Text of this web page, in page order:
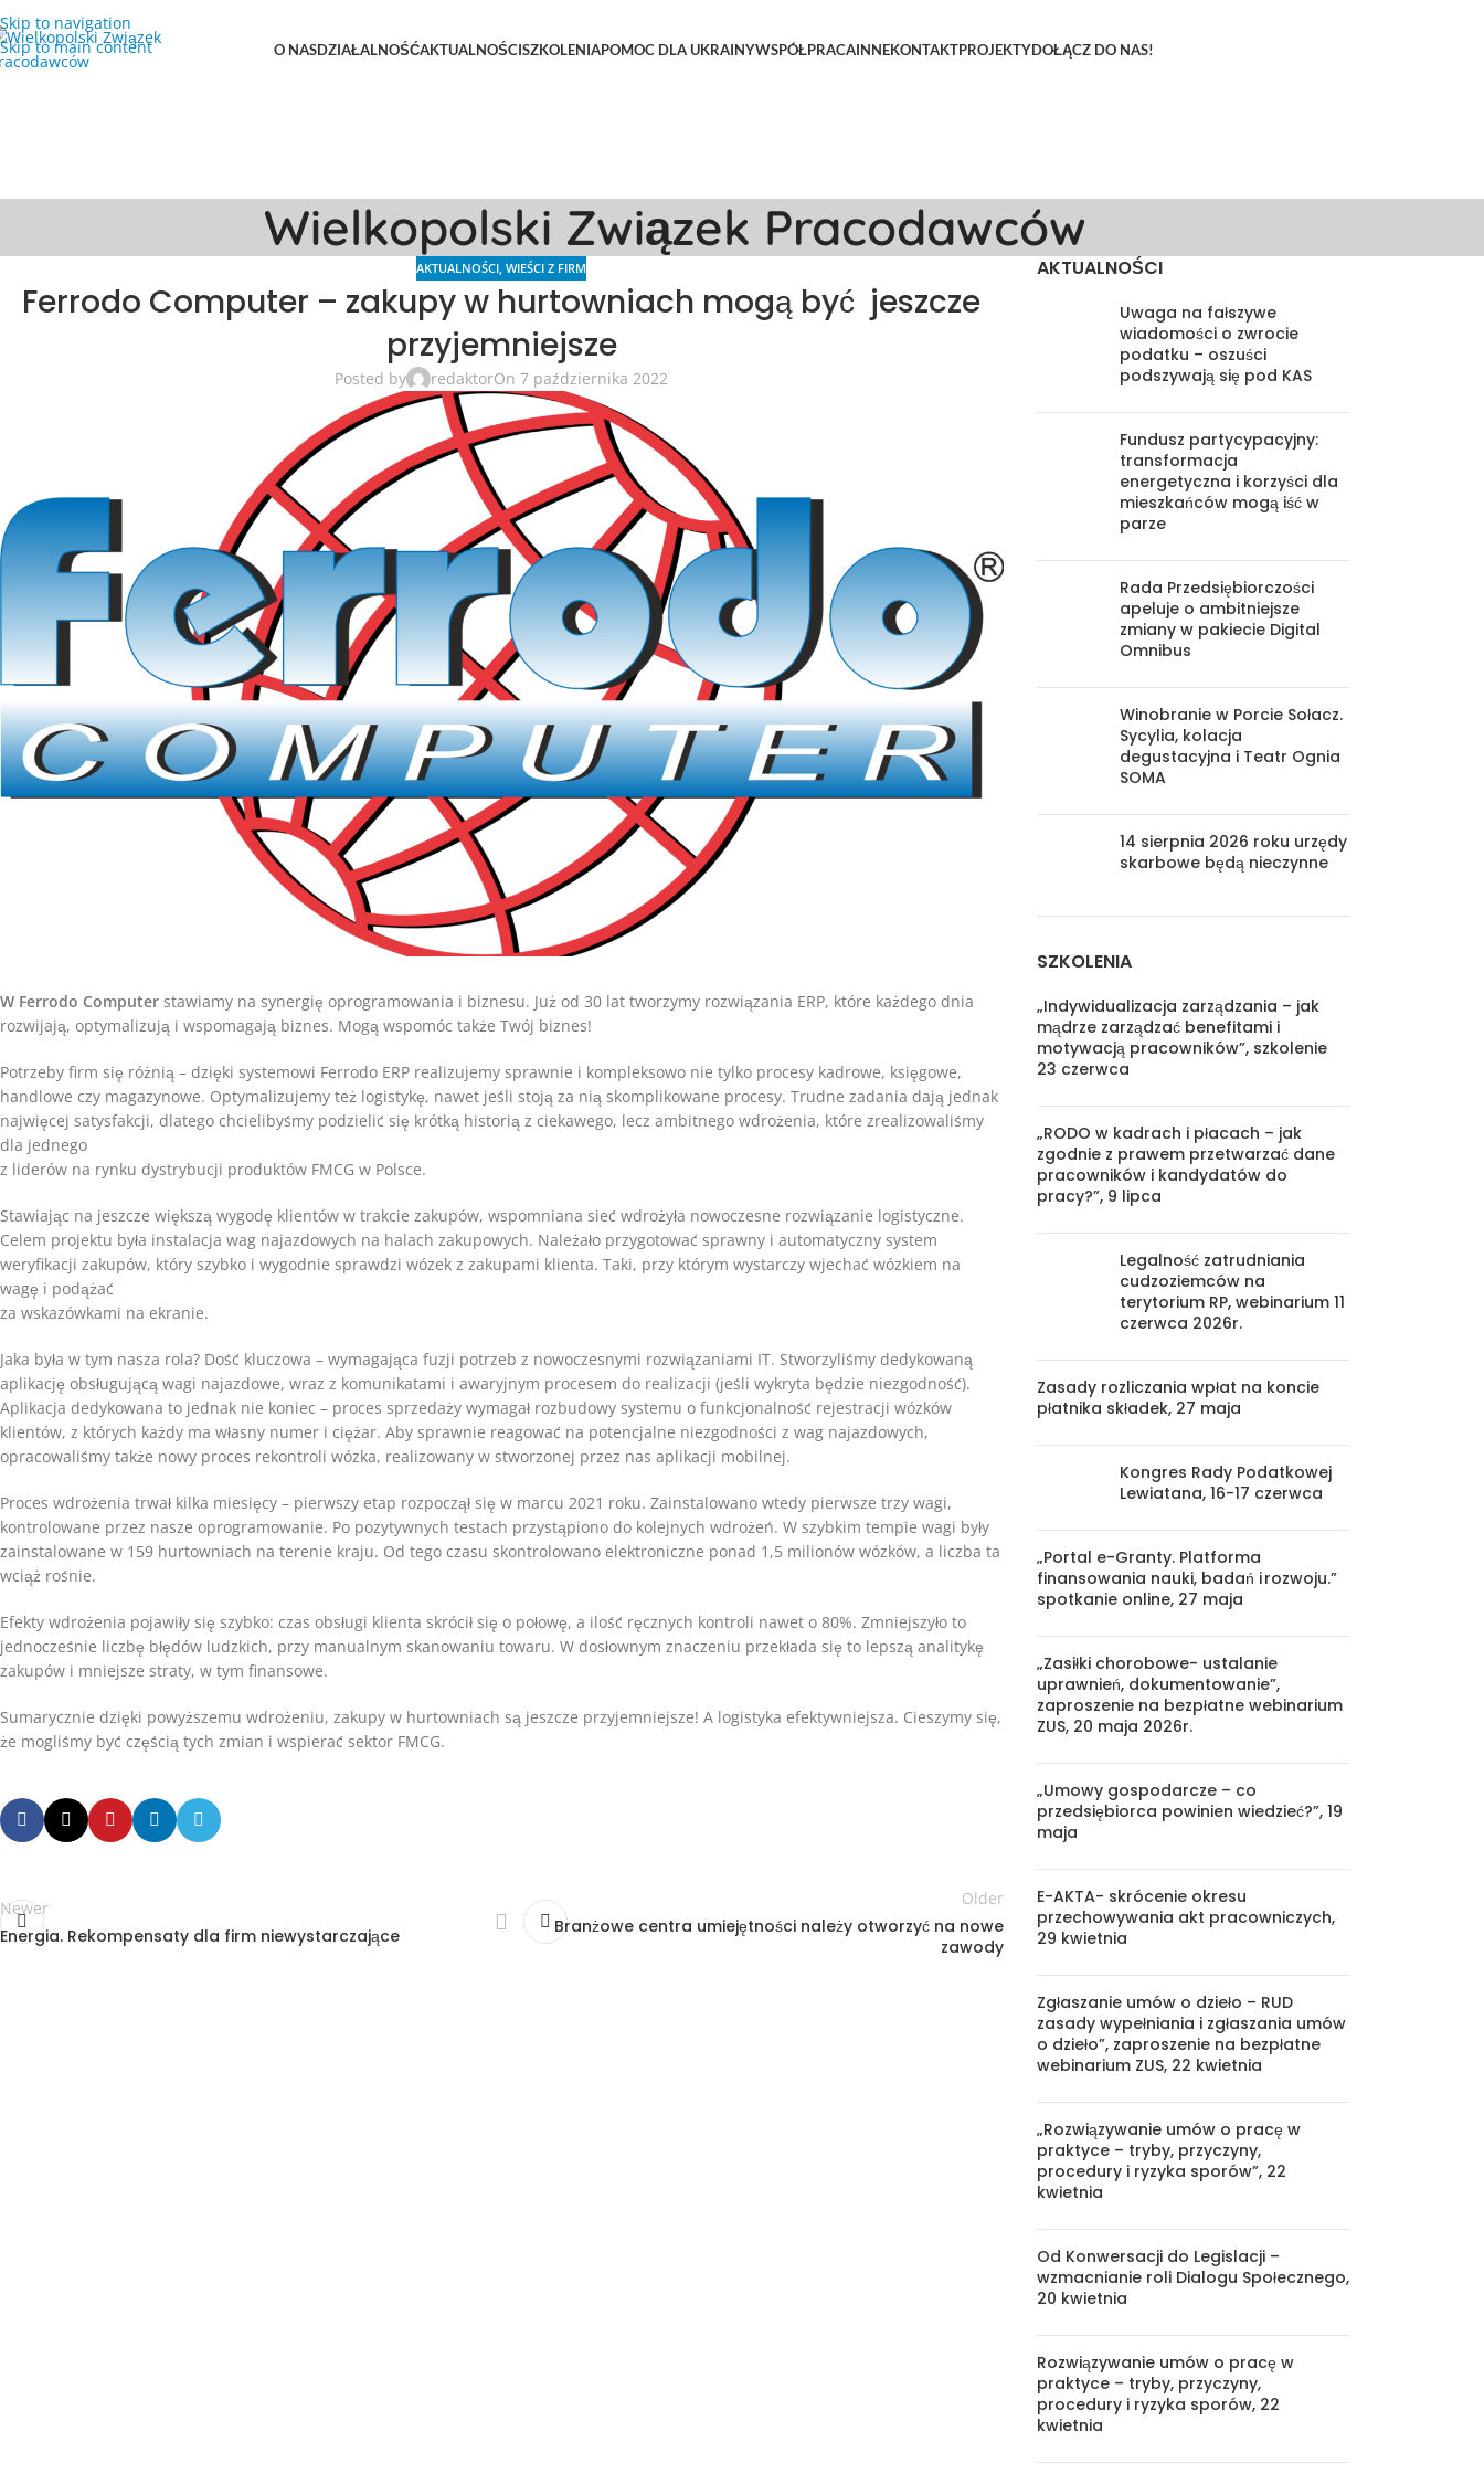
Skip to navigation
Skip to main content
O NASDZIAŁALNOŚĆAKTUALNOŚCISZKOLENIAPOMOC DLA UKRAINYWSPÓŁPRACAINNEKONTAKTPROJEKTYDOŁĄCZ DO NAS!
Wielkopolski Związek Pracodawców
AKTUALNOŚCI,WIEŚCI Z FIRM
Ferrodo Computer – zakupy w hurtowniach mogą być jeszcze
przyjemniejsze
Posted by redaktorOn 7 października 2022
W Ferrodo Computer stawiamy na synergię oprogramowania i biznesu. Już od 30 lat tworzymy rozwiązania ERP, które każdego dnia
rozwijają, optymalizują i wspomagają biznes. Mogą wspomóc także Twój biznes!
Potrzeby firm się różnią – dzięki systemowi Ferrodo ERP realizujemy sprawnie i kompleksowo nie tylko procesy kadrowe, księgowe,
handlowe czy magazynowe. Optymalizujemy też logistykę, nawet jeśli stoją za nią skomplikowane procesy. Trudne zadania dają jednak
najwięcej satysfakcji, dlatego chcielibyśmy podzielić się krótką historią z ciekawego, lecz ambitnego wdrożenia, które zrealizowaliśmy
dla jednego
z liderów na rynku dystrybucji produktów FMCG w Polsce.
Stawiając na jeszcze większą wygodę klientów w trakcie zakupów, wspomniana sieć wdrożyła nowoczesne rozwiązanie logistyczne.
Celem projektu była instalacja wag najazdowych na halach zakupowych. Należało przygotować sprawny i automatyczny system
weryfikacji zakupów, który szybko i wygodnie sprawdzi wózek z zakupami klienta. Taki, przy którym wystarczy wjechać wózkiem na
wagę i podążać
za wskazówkami na ekranie.
Jaka była w tym nasza rola? Dość kluczowa – wymagająca fuzji potrzeb z nowoczesnymi rozwiązaniami IT. Stworzyliśmy dedykowaną
aplikację obsługującą wagi najazdowe, wraz z komunikatami i awaryjnym procesem do realizacji (jeśli wykryta będzie niezgodność).
Aplikacja dedykowana to jednak nie koniec – proces sprzedaży wymagał rozbudowy systemu o funkcjonalność rejestracji wózków
klientów, z których każdy ma własny numer i ciężar. Aby sprawnie reagować na potencjalne niezgodności z wag najazdowych,
opracowaliśmy także nowy proces rekontroli wózka, realizowany w stworzonej przez nas aplikacji mobilnej.
Proces wdrożenia trwał kilka miesięcy – pierwszy etap rozpoczął się w marcu 2021 roku. Zainstalowano wtedy pierwsze trzy wagi,
kontrolowane przez nasze oprogramowanie. Po pozytywnych testach przystąpiono do kolejnych wdrożeń. W szybkim tempie wagi były
zainstalowane w 159 hurtowniach na terenie kraju. Od tego czasu skontrolowano elektroniczne ponad 1,5 milionów wózków, a liczba ta
wciąż rośnie.
Efekty wdrożenia pojawiły się szybko: czas obsługi klienta skrócił się o połowę, a ilość ręcznych kontroli nawet o 80%. Zmniejszyło to
jednocześnie liczbę błędów ludzkich, przy manualnym skanowaniu towaru. W dosłownym znaczeniu przekłada się to lepszą analitykę
zakupów i mniejsze straty, w tym finansowe.
Sumarycznie dzięki powyższemu wdrożeniu, zakupy w hurtowniach są jeszcze przyjemniejsze! A logistyka efektywniejsza. Cieszymy się,
że mogliśmy być częścią tych zmian i wspierać sektor FMCG.
Newer
Energia. Rekompensaty dla firm niewystarczające
Older
Branżowe centra umiejętności należy otworzyć na nowe
zawody
AKTUALNOŚCI
Uwaga na fałszywe
wiadomości o zwrocie
podatku – oszuści
podszywają się pod KAS
Fundusz partycypacyjny:
transformacja
energetyczna i korzyści dla
mieszkańców mogą iść w
parze
Rada Przedsiębiorczości
apeluje o ambitniejsze
zmiany w pakiecie Digital
Omnibus
Winobranie w Porcie Sołacz.
Sycylia, kolacja
degustacyjna i Teatr Ognia
SOMA
14 sierpnia 2026 roku urzędy
skarbowe będą nieczynne
SZKOLENIA
„Indywidualizacja zarządzania – jak
mądrze zarządzać benefitami i
motywacją pracowników”, szkolenie
23 czerwca
„RODO w kadrach i płacach – jak
zgodnie z prawem przetwarzać dane
pracowników i kandydatów do
pracy?”, 9 lipca
Legalność zatrudniania
cudzoziemców na
terytorium RP, webinarium 11
czerwca 2026r.
Zasady rozliczania wpłat na koncie
płatnika składek, 27 maja
Kongres Rady Podatkowej
Lewiatana, 16-17 czerwca
„Portal e-Granty. Platforma
finansowania nauki, badań i rozwoju.”
spotkanie online, 27 maja
„Zasiłki chorobowe- ustalanie
uprawnień, dokumentowanie”,
zaproszenie na bezpłatne webinarium
ZUS, 20 maja 2026r.
„Umowy gospodarcze – co
przedsiębiorca powinien wiedzieć?”, 19
maja
E-AKTA- skrócenie okresu
przechowywania akt pracowniczych,
29 kwietnia
Zgłaszanie umów o dzieło – RUD
zasady wypełniania i zgłaszania umów
o dzieło”, zaproszenie na bezpłatne
webinarium ZUS, 22 kwietnia
„Rozwiązywanie umów o pracę w
praktyce – tryby, przyczyny,
procedury i ryzyka sporów”, 22
kwietnia
Od Konwersacji do Legislacji –
wzmacnianie roli Dialogu Społecznego,
20 kwietnia
Rozwiązywanie umów o pracę w
praktyce – tryby, przyczyny,
procedury i ryzyka sporów, 22
kwietnia